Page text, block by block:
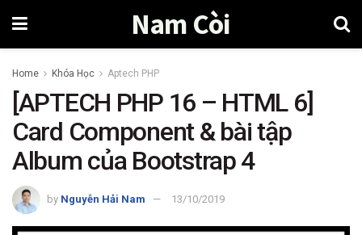
Nam Còi
Home Khóa Học Aptech PHP
[APTECH PHP 16 – HTML 6]
Card Component & bài tập
Album của Bootstrap 4
by Nguyễn Hải Nam 13/10/2019